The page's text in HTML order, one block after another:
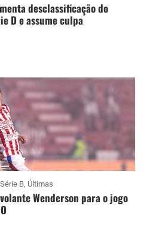
desclassificação do
D e assume culpa
Série B, Últimas
Wenderson para o jogo